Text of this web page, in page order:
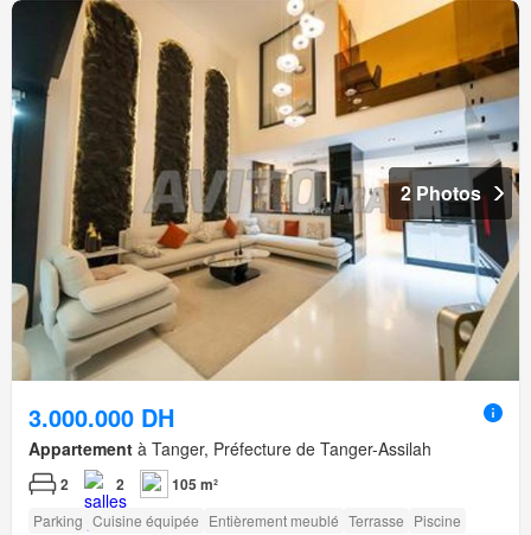
2 Photos
3.000.000 DH
Appartement à Tanger, Préfecture de Tanger-Assilah
2 2 105 m²
Parking Cuisine équipée Entièrement meublé Terrasse Piscine